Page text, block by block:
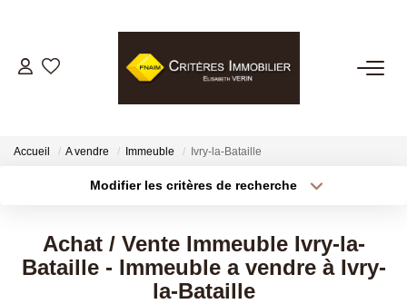
LOCATIONS
ESTIMATION
Accueil A vendre Immeuble Ivry-la-Bataille
Modifier les critères de recherche
Sélectionnez...
Type de bien
Achat / Vente Immeuble Ivry-la-
Bataille - Immeuble a vendre à Ivry-
la-Bataille